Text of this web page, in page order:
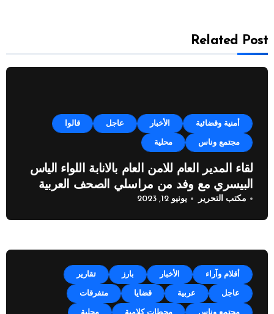
Related Post
أمنية وقضائية الأخبار عاجل قالوا
مجتمع وناس محلية
لقاء المدير العام للامن العام بالانابة اللواء الياس
البيسري مع وفد من مراسلي الصحف العربية
مكتب التحرير يونيو 12, 2023
أقلام وآراء الأخبار بارز تقارير
عاجل عربية قضايا متفرقات
مجتمع وناس محطات كلامية محلية